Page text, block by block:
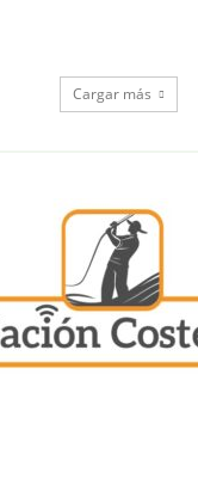
Cargar más